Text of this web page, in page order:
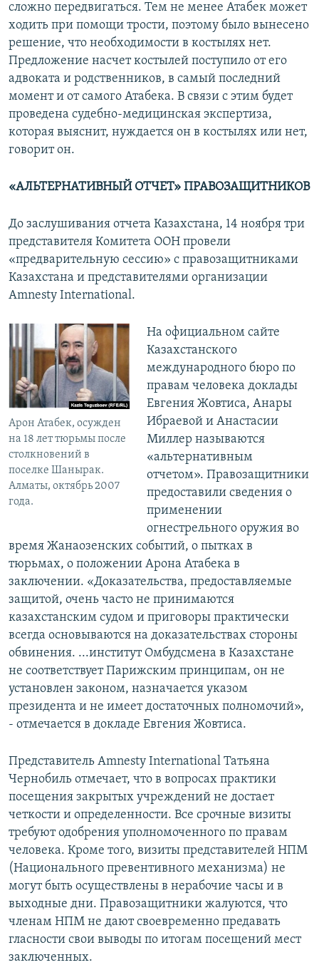
сложно передвигаться. Тем не менее Атабек может
ходить при помощи трости, поэтому было вынесено
решение, что необходимости в костылях нет.
Предложение насчет костылей поступило от его
адвоката и родственников, в самый последний
момент и от самого Атабека. В связи с этим будет
проведена судебно-медицинская экспертиза,
которая выяснит, нуждается он в костылях или нет,
говорит он.
«АЛЬТЕРНАТИВНЫЙ ОТЧЕТ» ПРАВОЗАЩИТНИКОВ
До заслушивания отчета Казахстана, 14 ноября три
представителя Комитета ООН провели
«предварительную сессию» с правозащитниками
Казахстана и представителями организации
Amnesty International.
Арон Атабек, осужден
на 18 лет тюрьмы после
столкновений в
поселке Шанырак.
Алматы, октябрь 2007
года.
На официальном сайте
Казахстанского
международного бюро по
правам человека доклады
Евгения Жовтиса, Анары
Ибраевой и Анастасии
Миллер называются
«альтернативным
отчетом». Правозащитники
предоставили сведения о
применении
огнестрельного оружия во
время Жанаозенских событий, о пытках в
тюрьмах, о положении Арона Атабека в
заключении. «Доказательства, предоставляемые
защитой, очень часто не принимаются
казахстанским судом и приговоры практически
всегда основываются на доказательствах стороны
обвинения. ...институт Омбудсмена в Казахстане
не соответствует Парижским принципам, он не
установлен законом, назначается указом
президента и не имеет достаточных полномочий»,
- отмечается в докладе Евгения Жовтиса.
Представитель Amnesty International Татьяна
Чернобиль отмечает, что в вопросах практики
посещения закрытых учреждений не достает
четкости и определенности. Все срочные визиты
требуют одобрения уполномоченного по правам
человека. Кроме того, визиты представителей НПМ
(Национального превентивного механизма) не
могут быть осуществлены в нерабочие часы и в
выходные дни. Правозащитники жалуются, что
членам НПМ не дают своевременно предавать
гласности свои выводы по итогам посещений мест
заключенных.